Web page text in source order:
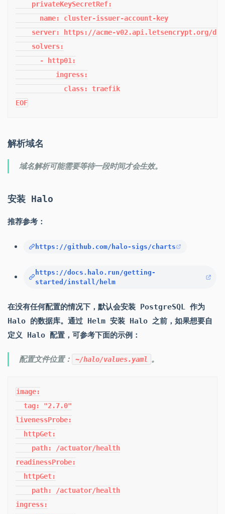
    privateKeySecretRef:
      name: cluster-issuer-account-key
server: https://acme-v02.api.letsencrypt.org/
    solvers:
      - http01:
          ingress:
            class: traefik
EOF
解析域名
域名解析可能需要等待一段时间才会生效。
安装 Halo
推荐参考：
https://github.com/halo-sigs/charts
https://docs.halo.run/getting-
started/install/helm
在没有任何配置的情况下，默认会安装 PostgreSQL 作为
Halo 的数据库。通过 Helm 安装 Halo 之前，如果想要自
定义 Halo 配置，可参考下面的示例：
配置文件位置： ~/halo/values.yaml 。
image:
  tag: "2.7.0"
livenessProbe:
  httpGet:
    path: /actuator/health
readinessProbe:
  httpGet:
    path: /actuator/health
ingress: